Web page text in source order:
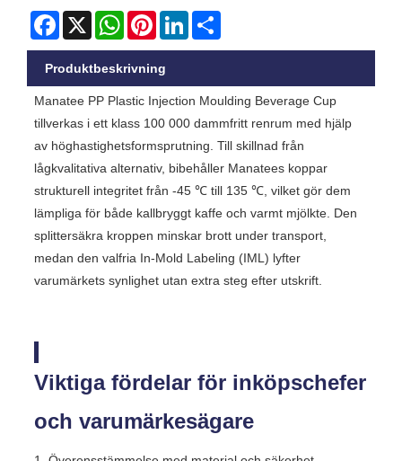
Facebook
X WhatsAppPinterestLinkedIn
Produktbeskrivning
Manatee PP Plastic Injection Moulding Beverage Cup
tillverkas i ett klass 100 000 dammfritt renrum med hjälp
av höghastighetsformsprutning. Till skillnad från
lågkvalitativa alternativ, bibehåller Manatees koppar
strukturell integritet från -45 ℃ till 135 ℃, vilket gör dem
lämpliga för både kallbryggt kaffe och varmt mjölkte. Den
splittersäkra kroppen minskar brott under transport,
medan den valfria In-Mold Labeling (IML) lyfter
varumärkets synlighet utan extra steg efter utskrift.
Viktiga fördelar för inköpschefer
och varumärkesägare